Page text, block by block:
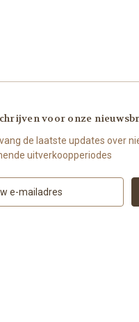
voor onze
de laatste updates over
uitverkoopperiodes